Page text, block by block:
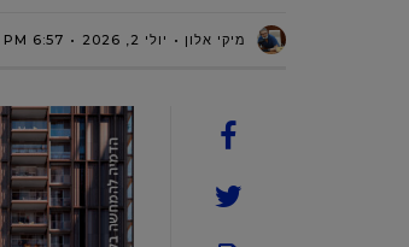
מיקי אלון יולי 2, 2026 6:57 PM